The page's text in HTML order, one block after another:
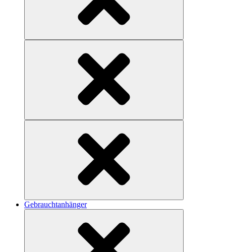
Gebrauchtanhänger